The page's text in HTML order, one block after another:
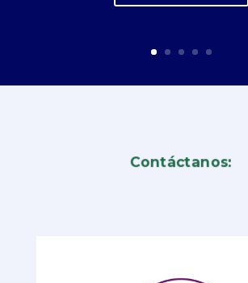
Contáctanos: